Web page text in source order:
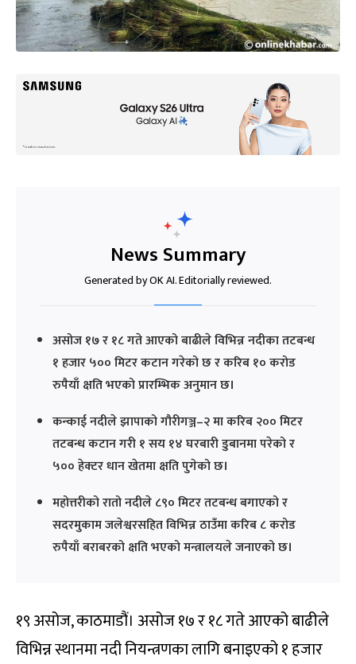
News Summary
Generated by OK AI. Editorially reviewed.
असोज १७ र १८ गते आएको बाढीले विभिन्न नदीका तटबन्ध
१ हजार ५०० मिटर कटान गरेको छ र करिब १० करोड
रुपैयाँ क्षति भएको प्रारम्भिक अनुमान छ।
कन्काई नदीले झापाको गौरीगञ्ज–२ मा करिब २०० मिटर
तटबन्ध कटान गरी १ सय १४ घरबारी डुबानमा परेको र
५०० हेक्टर धान खेतमा क्षति पुगेको छ।
महोत्तरीको रातो नदीले ८९० मिटर तटबन्ध बगाएको र
सदरमुकाम जलेश्वरसहित विभिन्न ठाउँमा करिब ८ करोड
रुपैयाँ बराबरको क्षति भएको मन्त्रालयले जनाएको छ।
१९ असोज, काठमाडौं। असोज १७ र १८ गते आएको बाढीले
विभिन्न स्थानमा नदी नियन्त्रणका लागि बनाइएको १ हजार